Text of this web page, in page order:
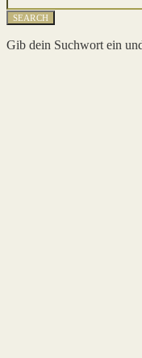
SEARCH
Gib dein Suchwort ein